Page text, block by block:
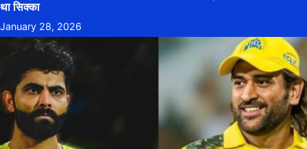
था सिक्का
January 28, 2026